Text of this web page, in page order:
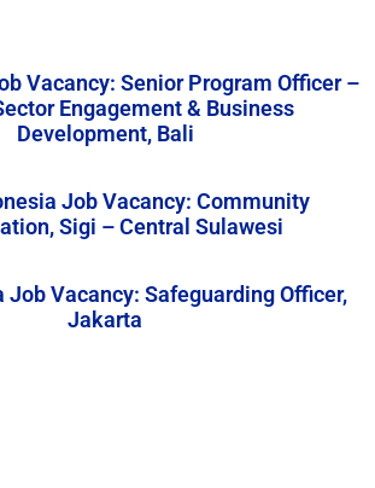
Vacancy: Senior Program Officer –
Engagement & Business
Development, Bali
Job Vacancy: Community
Sigi – Central Sulawesi
Job Vacancy: Safeguarding Officer,
Jakarta